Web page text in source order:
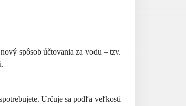
spôsob účtovania za vodu – tzv.
Určuje sa podľa veľkosti